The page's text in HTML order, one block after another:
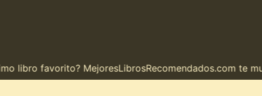
favorito? MejoresLibrosRecomendados.com te